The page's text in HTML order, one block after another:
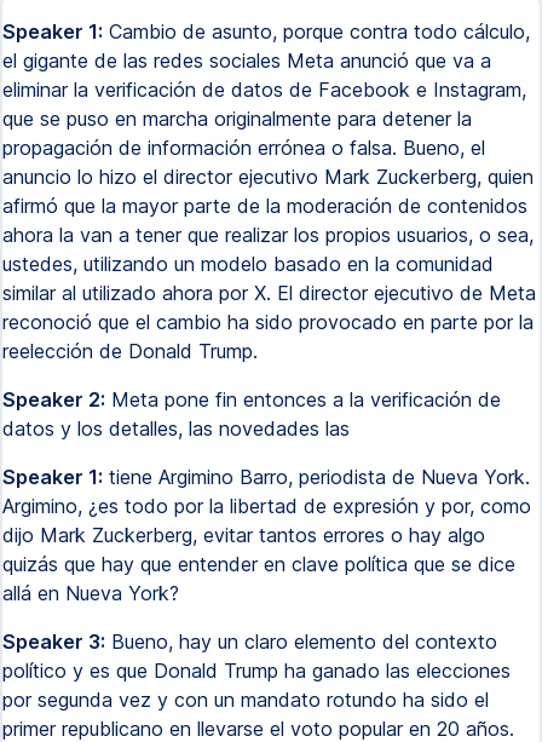
Speaker 1: Cambio de asunto, porque contra todo cálculo,
el gigante de las redes sociales Meta anunció que va a
eliminar la verificación de datos de Facebook e Instagram,
que se puso en marcha originalmente para detener la
propagación de información errónea o falsa. Bueno, el
anuncio lo hizo el director ejecutivo Mark Zuckerberg, quien
afirmó que la mayor parte de la moderación de contenidos
ahora la van a tener que realizar los propios usuarios, o sea,
ustedes, utilizando un modelo basado en la comunidad
similar al utilizado ahora por X. El director ejecutivo de Meta
reconoció que el cambio ha sido provocado en parte por la
reelección de Donald Trump.
Speaker 2: Meta pone fin entonces a la verificación de
datos y los detalles, las novedades las
Speaker 1: tiene Argimino Barro, periodista de Nueva York.
Argimino, ¿es todo por la libertad de expresión y por, como
dijo Mark Zuckerberg, evitar tantos errores o hay algo
quizás que hay que entender en clave política que se dice
allá en Nueva York?
Speaker 3: Bueno, hay un claro elemento del contexto
político y es que Donald Trump ha ganado las elecciones
por segunda vez y con un mandato rotundo ha sido el
primer republicano en llevarse el voto popular en 20 años.